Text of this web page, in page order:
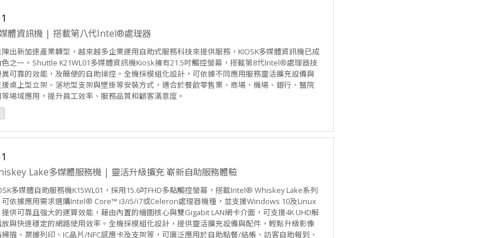
體資訊機 | 搭載第八代Intel®處理器
出新加速產業轉型，越來越多企業運用自助式服務科技來提供服務，KIOSK多媒體資訊機已成
之一。Shuttle K21WL01多媒體資訊機Kiosk擁有21.5吋觸控螢幕，搭載第8代Intel®處理器技
可靠的效能，及簡便的自助操控。全機採模組化設計，可依據不同應用服務靈活擴充設備與
桌上型立架、落地型支架與壁掛等安裝方式，適合於餐飲零售業、商場、機場、銀行、醫院
場域應用，提升員工效率、服務品質和顧客滿意度。
Lake多媒體服務機 | 靈活升級擴充 嶄新自助服務體驗
多媒體自助服務機K15WL01，採用15.6吋FHD多點觸控螢幕，搭載Intel® Whiskey Lake系列
可依據應用需求選購Intel® Core™ i3/i5/i7或Celeron處理器機種，並支援Windows 10及Linux
供可靠且強大的運算效能，藉由內置的繪圖核心與雙Gigabit LAN網卡介面，可支援4K UHD解
與快速穩定的網路使用效率。全機採模組化設計，提供靈活擴充設備與配件，輕鬆升級影像
描、票據列印、IC晶片/NFC感應卡及支架等，可廣泛應用於自助點餐/結帳、訪客自助報到、